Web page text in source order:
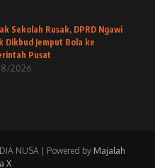
Sekolah Rusak, DPRD Ngawi
Dikbud Jemput Bola ke
Pusat
2026
NUSA | Powered by Majalah
X